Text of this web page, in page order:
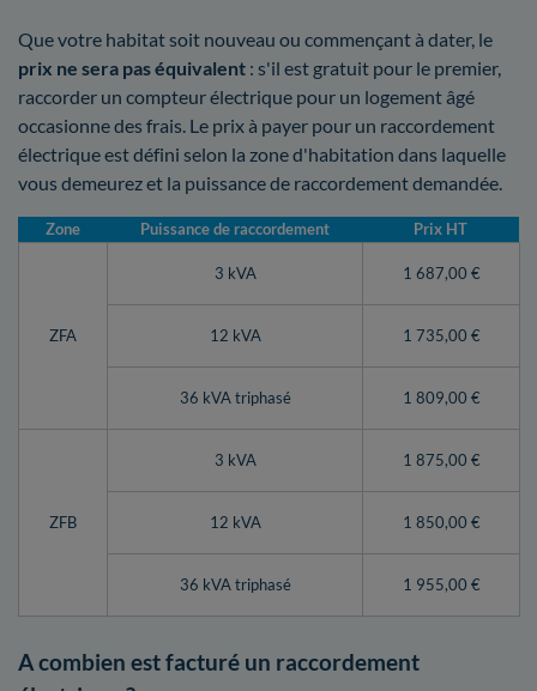
Que votre habitat soit nouveau ou commençant à dater, le
prix ne sera pas équivalent : s'il est gratuit pour le premier,
raccorder un compteur électrique pour un logement âgé
occasionne des frais. Le prix à payer pour un raccordement
électrique est défini selon la zone d'habitation dans laquelle
vous demeurez et la puissance de raccordement demandée.
Zone Puissance de raccordement Prix HT
ZFA
3 kVA 1 687,00 €
12 kVA 1 735,00 €
36 kVA triphasé 1 809,00 €
ZFB
3 kVA 1 875,00 €
12 kVA 1 850,00 €
36 kVA triphasé 1 955,00 €
A combien est facturé un raccordement